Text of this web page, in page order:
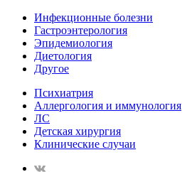
Инфекционные болезни
Гастроэнтерология
Эпидемиология
Диетология
Другое
Психиатрия
Аллергология и иммунология
ЛС
Детская хирургия
Клинические случаи